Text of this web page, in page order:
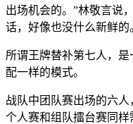
出场机会的。”林敬言说
话，好像也没什么新鲜的
所谓王牌替补第七人，
配一样的模式。
战队中团队赛出场的六人
个人赛和组队擂台赛同